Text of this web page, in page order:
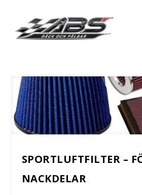
SPORTLUFTFILTER –
NACKDELAR